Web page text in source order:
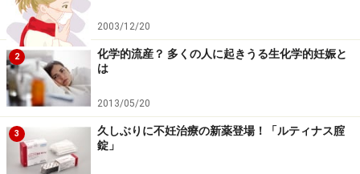
利用させて頂いております。
開発は試験が大変そうですが、実際いかが
ですか？
TENGAの男性社員は、特別な理由がない限り全員が試作
試験を行います。1種類の場合もあれば複数の試作品を
2003/12/20
2
化学的流産？ 多くの人に起きうる生化学的妊娠と
は
2013/05/20
3
久しぶりに不妊治療の新薬登場！「ルティナス腟
錠」